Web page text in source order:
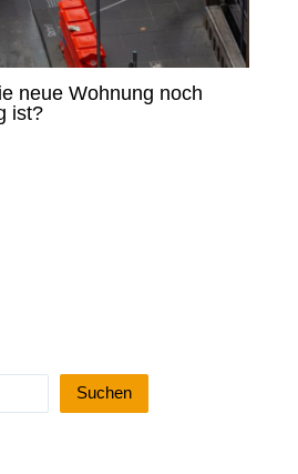
neue Wohnung noch
ist?
Suchen